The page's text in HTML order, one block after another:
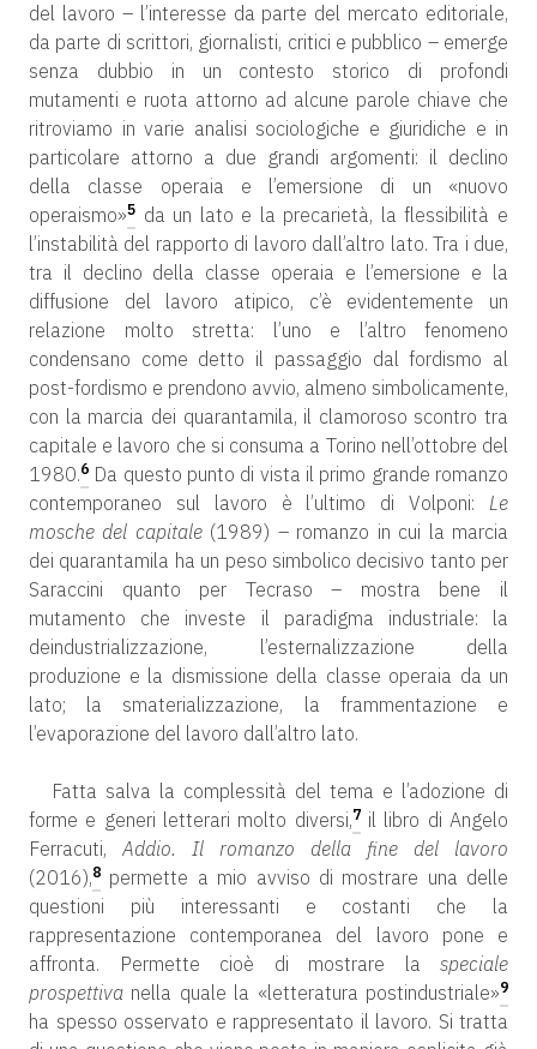
del lavoro – l’interesse da parte del mercato editoriale,
da parte di scrittori, giornalisti, critici e pubblico – emerge
senza dubbio in un contesto storico di profondi
mutamenti e ruota attorno ad alcune parole chiave che
ritroviamo in varie analisi sociologiche e giuridiche e in
particolare attorno a due grandi argomenti: il declino
della classe operaia e l’emersione di un «nuovo
operaismo»5 da un lato e la precarietà, la flessibilità e
l’instabilità del rapporto di lavoro dall’altro lato. Tra i due,
tra il declino della classe operaia e l’emersione e la
diffusione del lavoro atipico, c’è evidentemente un
relazione molto stretta: l’uno e l’altro fenomeno
condensano come detto il passaggio dal fordismo al
post-fordismo e prendono avvio, almeno simbolicamente,
con la marcia dei quarantamila, il clamoroso scontro tra
capitale e lavoro che si consuma a Torino nell’ottobre del
1980.6 Da questo punto di vista il primo grande romanzo
contemporaneo sul lavoro è l’ultimo di Volponi: Le
mosche del capitale(1989) – romanzo in cui la marcia
dei quarantamila ha un peso simbolico decisivo tanto per
Saraccini quanto per Tecraso – mostra bene il
mutamento che investe il paradigma industriale: la
deindustrializzazione, l’esternalizzazione della
produzione e la dismissione della classe operaia da un
lato; la smaterializzazione, la frammentazione e
l’evaporazione del lavoro dall’altro lato.
Fatta salva la complessità del tema e l’adozione di
forme e generi letterari molto diversi,7il libro di Angelo
Ferracuti, Addio. Il romanzo della fine del lavoro
(2016),8 permette a mio avviso di mostrare una delle
questioni più interessanti e costanti che la
rappresentazione contemporanea del lavoro pone e
affronta. Permette cioè di mostrare la speciale
prospettiva nella quale la «letteratura postindustriale»9
ha spesso osservato e rappresentato il lavoro. Si tratta